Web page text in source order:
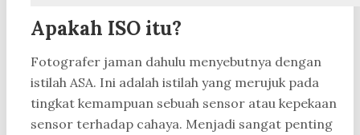
Apakah ISO itu?
Fotografer jaman dahulu menyebutnya dengan
istilah ASA. Ini adalah istilah yang merujuk pada
tingkat kemampuan sebuah sensor atau kepekaan
sensor terhadap cahaya. Menjadi sangat penting